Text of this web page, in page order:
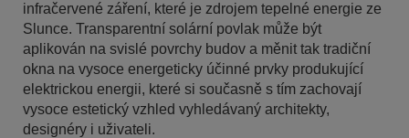
infračervené záření, které je zdrojem tepelné energie ze
Slunce. Transparentní solární povlak může být
aplikován na svislé povrchy budov a měnit tak tradiční
okna na vysoce energeticky účinné prvky produkující
elektrickou energii, které si současně s tím zachovají
vysoce estetický vzhled vyhledávaný architekty,
designéry i uživateli.